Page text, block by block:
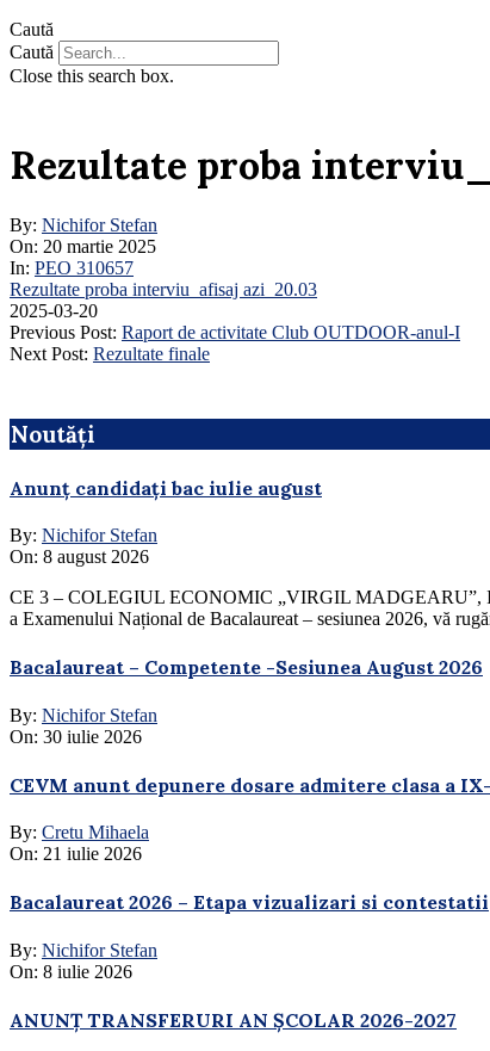
Caută
Caută
Close this search box.
Rezultate proba
By: Nichifor Stefan
On: 20 martie 2025
In: PEO 310657
Rezultate proba interviu_afisaj azi_20.03
2025-03-20
Previous Post: Raport de activitate Club OUTDOOR-anul-I
Next Post: Rezultate finale
Noutăți
Anunț candidați bac iulie august
By: Nichifor Stefan
On: 8 august 2026
CE 3 – COLEGIUL ECONOMIC „VIRGIL MADGEARU”,
a Examenului Național de Bacalaureat – sesiunea 2026, vă
Bacalaureat – Competente -Sesiunea August 2026
By: Nichifor Stefan
On: 30 iulie 2026
CEVM anunt depunere dosare admitere clasa a
By: Cretu Mihaela
On: 21 iulie 2026
Bacalaureat 2026 – Etapa vizualizari si contestatii
By: Nichifor Stefan
On: 8 iulie 2026
ANUNȚ TRANSFERURI AN ȘCOLAR 2026-2027